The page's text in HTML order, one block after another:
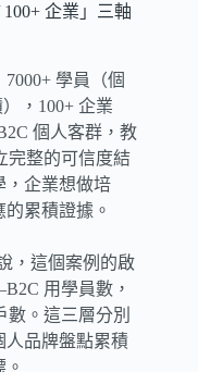
企業」三軸
學員（個
，100+ 企業
個人客群，教
完整的可信度結
，企業想做培
累積證據。
，這個案例的啟
用學員數，
。這三層分別
人品牌盤點累積